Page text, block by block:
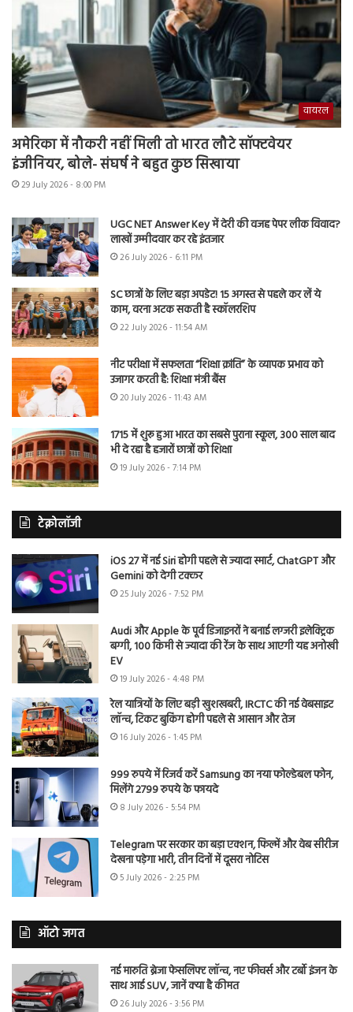
वायरल
अमेरिका में नौकरी नहीं मिली तो भारत लौटे सॉफ्टवेयर
इंजीनियर, बोले- संघर्ष ने बहुत कुछ सिखाया
29 July 2026 - 8:00 PM
UGC NET Answer Key में देरी की वजह पेपर लीक विवाद?
लाखों उम्मीदवार कर रहे इंतजार
26 July 2026 - 6:11 PM
SC छात्रों के लिए बड़ा अपडेट! 15 अगस्त से पहले कर लें ये
काम, वरना अटक सकती है स्कॉलरशिप
22 July 2026 - 11:54 AM
नीट परीक्षा में सफलता “शिक्षा क्रांति” के व्यापक प्रभाव को
उजागर करती है: शिक्षा मंत्री बैंस
20 July 2026 - 11:43 AM
1715 में शुरू हुआ भारत का सबसे पुराना स्कूल, 300 साल बाद
भी दे रहा है हजारों छात्रों को शिक्षा
19 July 2026 - 7:14 PM
टेक्नोलॉजी
iOS 27 में नई Siri होगी पहले से ज्यादा स्मार्ट, ChatGPT और
Gemini को देगी टक्कर
25 July 2026 - 7:52 PM
Audi और Apple के पूर्व डिजाइनरों ने बनाई लग्जरी इलेक्ट्रिक
बग्गी, 100 किमी से ज्यादा की रेंज के साथ आएगी यह अनोखी
EV
19 July 2026 - 4:48 PM
रेल यात्रियों के लिए बड़ी खुशखबरी, IRCTC की नई वेबसाइट
लॉन्च, टिकट बुकिंग होगी पहले से आसान और तेज
16 July 2026 - 1:45 PM
999 रुपये में रिजर्व करें Samsung का नया फोल्डेबल फोन,
मिलेंगे 2799 रुपये के फायदे
8 July 2026 - 5:54 PM
Telegram पर सरकार का बड़ा एक्शन, फिल्में और वेब सीरीज
देखना पड़ेगा भारी, तीन दिनों में दूसरा नोटिस
5 July 2026 - 2:25 PM
ऑटो जगत
नई मारुति ब्रेजा फेसलिफ्ट लॉन्च, नए फीचर्स और टर्बो इंजन के
साथ आई SUV, जानें क्या है कीमत
26 July 2026 - 3:56 PM